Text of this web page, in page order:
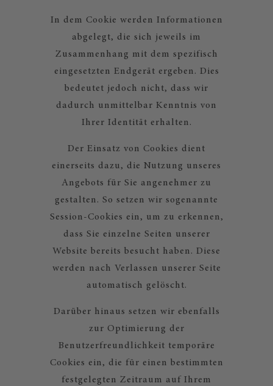
In dem Cookie werden Informationen
abgelegt, die sich jeweils im
Zusammenhang mit dem spezifisch
eingesetzten Endgerät ergeben. Dies
bedeutet jedoch nicht, dass wir
dadurch unmittelbar Kenntnis von
Ihrer Identität erhalten.
Der Einsatz von Cookies dient
einerseits dazu, die Nutzung unseres
Angebots für Sie angenehmer zu
gestalten. So setzen wir sogenannte
Session-Cookies ein, um zu erkennen,
dass Sie einzelne Seiten unserer
Website bereits besucht haben. Diese
werden nach Verlassen unserer Seite
automatisch gelöscht.
Darüber hinaus setzen wir ebenfalls
zur Optimierung der
Benutzerfreundlichkeit temporäre
Cookies ein, die für einen bestimmten
festgelegten Zeitraum auf Ihrem